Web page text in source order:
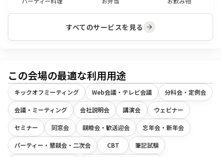
すべてのサービスを見る
この会場の最適な利用用途
キックオフミーティング Web会議・テレビ会議 分科会・定例会
会議・ミーティング 会社説明会 講演会 ウェビナー
セミナー 同窓会 親睦会・歓送迎会 忘年会・新年会
パーティー・懇親会・二次会 CBT 筆記試験